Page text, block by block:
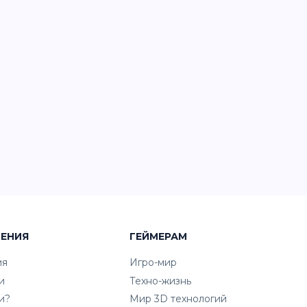
ГЕЙМЕРАМ
Игро-мир
Техно-жизнь
Мир 3D технологий